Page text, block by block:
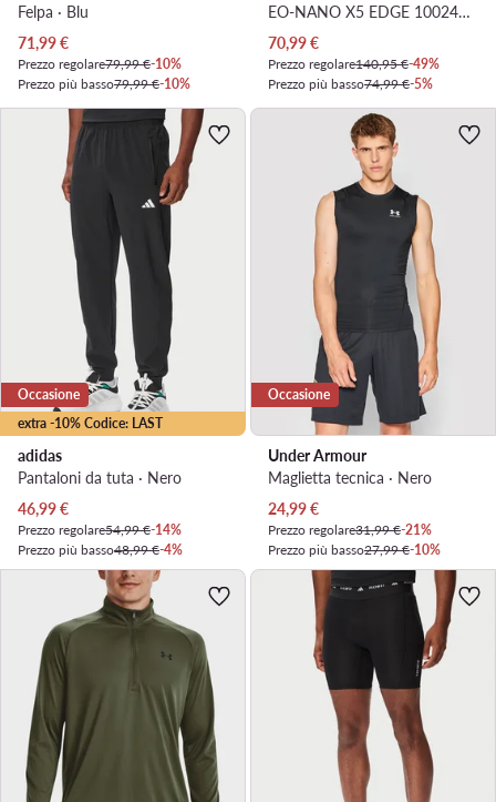
Felpa · Blu
Prezzo attuale
71,99€
Prezzo regolare79,99 €-10%
Prezzo più basso79,99 €-10%
EO-NANO X5 EDGE 100244428 · Scarpe da palestra
Prezzo attuale
70,99€
Prezzo regolare140,95 €-49%
Prezzo più basso74,99 €-5%
extra -10% Codice: LAST
Occasione
adidas
Pantaloni da tuta · Nero
Prezzo attuale
46,99€
Prezzo regolare54,99 €-14%
Prezzo più basso48,99 €-4%
Occasione
Under Armour
Maglietta tecnica · Nero
Prezzo attuale
24,99€
Prezzo regolare31,99 €-21%
Prezzo più basso27,99 €-10%